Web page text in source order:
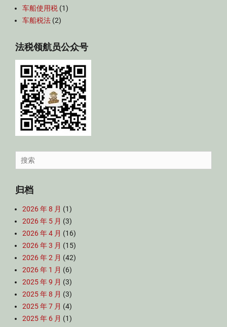
车船使用税 (1)
车船税法 (2)
法税领航员公众号
Search
for:
归档
2026 年 8 月 (1)
2026 年 5 月 (3)
2026 年 4 月 (16)
2026 年 3 月 (15)
2026 年 2 月 (42)
2026 年 1 月 (6)
2025 年 9 月 (3)
2025 年 8 月 (3)
2025 年 7 月 (4)
2025 年 6 月 (1)